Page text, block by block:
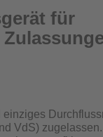
für
VdS) zugelassen